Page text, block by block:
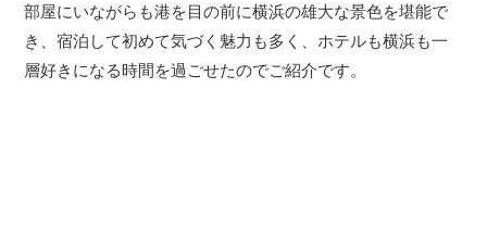
部屋にいながらも港を目の前に横浜の雄大な景色を堪能で
き、宿泊して初めて気づく魅力も多く、ホテルも横浜も一
層好きになる時間を過ごせたのでご紹介です。